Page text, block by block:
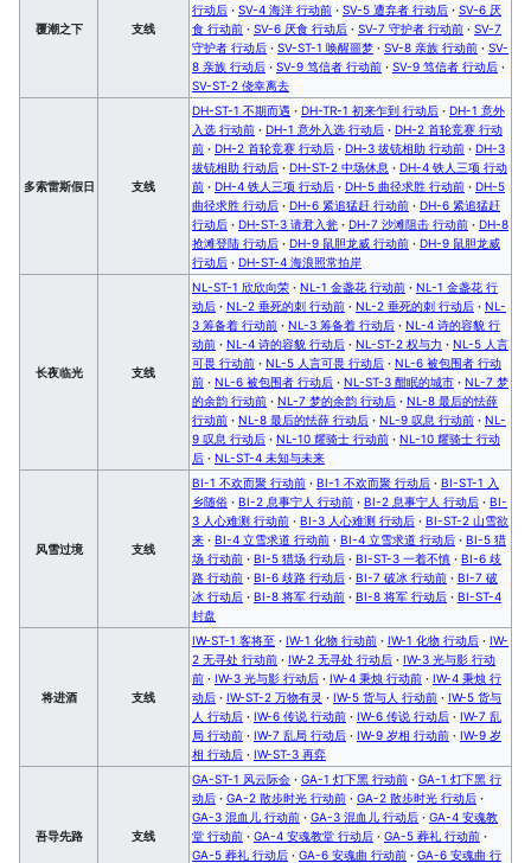
覆潮之下 支线
行动后 · SV-4 海洋 行动前 · SV-5 遭弃者 行动后 · SV-6 厌
食 行动前 · SV-6 厌食 行动后 · SV-7 守护者 行动前 · SV-7
守护者 行动后 · SV-ST-1 唤醒噩梦 · SV-8 亲族 行动前 · SV-
8 亲族 行动后 · SV-9 笃信者 行动前 · SV-9 笃信者 行动后 ·
SV-ST-2 侥幸离去
多索雷斯假日 支线
DH-ST-1 不期而遇 · DH-TR-1 初来乍到 行动后 · DH-1 意外
入选 行动前 · DH-1 意外入选 行动后 · DH-2 首轮竞赛 行动
前 · DH-2 首轮竞赛 行动后 · DH-3 拔铳相助 行动前 · DH-3
拔铳相助 行动后 · DH-ST-2 中场休息 · DH-4 铁人三项 行动
前 · DH-4 铁人三项 行动后 · DH-5 曲径求胜 行动前 · DH-5
曲径求胜 行动后 · DH-6 紧追猛赶 行动前 · DH-6 紧追猛赶
行动后 · DH-ST-3 请君入瓮 · DH-7 沙滩阻击 行动前 · DH-8
抢滩登陆 行动后 · DH-9 鼠胆龙威 行动前 · DH-9 鼠胆龙威
行动后 · DH-ST-4 海浪照常拍岸
长夜临光 支线
NL-ST-1 欣欣向荣 · NL-1 金盏花 行动前 · NL-1 金盏花 行
动后 · NL-2 垂死的刺 行动前 · NL-2 垂死的刺 行动后 · NL-
3 筹备着 行动前 · NL-3 筹备着 行动后 · NL-4 诗的容貌 行
动前 · NL-4 诗的容貌 行动后 · NL-ST-2 权与力 · NL-5 人言
可畏 行动前 · NL-5 人言可畏 行动后 · NL-6 被包围者 行动
前 · NL-6 被包围者 行动后 · NL-ST-3 酣眠的城市 · NL-7 梦
的余韵 行动前 · NL-7 梦的余韵 行动后 · NL-8 最后的怯薛
行动前 · NL-8 最后的怯薛 行动后 · NL-9 叹息 行动前 · NL-
9 叹息 行动后 · NL-10 耀骑士 行动前 · NL-10 耀骑士 行动
后 · NL-ST-4 未知与未来
风雪过境 支线
BI-1 不欢而聚 行动前 · BI-1 不欢而聚 行动后 · BI-ST-1 入
乡随俗 · BI-2 息事宁人 行动前 · BI-2 息事宁人 行动后 · BI-
3 人心难测 行动前 · BI-3 人心难测 行动后 · BI-ST-2 山雪欲
来 · BI-4 立雪求道 行动前 · BI-4 立雪求道 行动后 · BI-5 猎
场 行动前 · BI-5 猎场 行动后 · BI-ST-3 一着不慎 · BI-6 歧
路 行动前 · BI-6 歧路 行动后 · BI-7 破冰 行动前 · BI-7 破
冰 行动后 · BI-8 将军 行动前 · BI-8 将军 行动后 · BI-ST-4
封盘
将进酒 支线
IW-ST-1 客将至 · IW-1 化物 行动前 · IW-1 化物 行动后 · IW-
2 无寻处 行动前 · IW-2 无寻处 行动后 · IW-3 光与影 行动
前 · IW-3 光与影 行动后 · IW-4 秉烛 行动前 · IW-4 秉烛 行
动后 · IW-ST-2 万物有灵 · IW-5 货与人 行动前 · IW-5 货与
人 行动后 · IW-6 传说 行动前 · IW-6 传说 行动后 · IW-7 乱
局 行动前 · IW-7 乱局 行动后 · IW-9 岁相 行动前 · IW-9 岁
相 行动后 · IW-ST-3 再弈
吾导先路 支线
GA-ST-1 风云际会 · GA-1 灯下黑 行动前 · GA-1 灯下黑 行
动后 · GA-2 散步时光 行动前 · GA-2 散步时光 行动后 ·
GA-3 混血儿 行动前 · GA-3 混血儿 行动后 · GA-4 安魂教
堂 行动前 · GA-4 安魂教堂 行动后 · GA-5 葬礼 行动前 ·
GA-5 葬礼 行动后 · GA-6 安魂曲 行动前 · GA-6 安魂曲 行